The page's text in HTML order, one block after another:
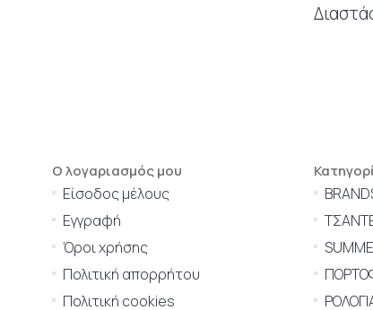
Ο λογαριασμός μου
Είσοδος μέλους
Εγγραφή
Όροι χρήσης
Πολιτική απορρήτου
Πολιτική cookies